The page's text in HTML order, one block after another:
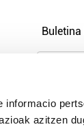
informacio
azitzen